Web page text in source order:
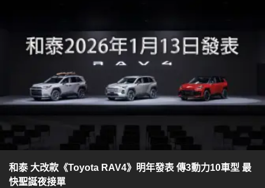
和泰 大改款《Toyota RAV4》明年發表 傳3動力10車型 最
快聖誕夜接單